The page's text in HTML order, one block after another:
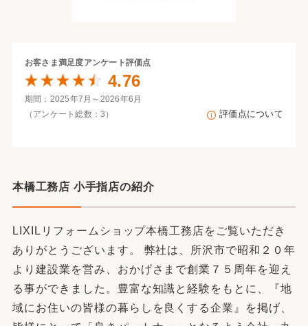
本橋工務店 小手指店の紹介
LIXILリフォームショップ本橋工務店をご覧いただき
ありがとうございます。 弊社は、所沢市で昭和２０年
より建設業を営み、おかげさまで創業７５周年を迎え
る事ができました。豊富な知識と経験をもとに、『地
域にお住いの皆様の暮らしを良くする企業』を掲げ、
お客さま満足度アンケート評価点
4.76
期間：2025年7月～2026年6月
（アンケート総数：3）
評価点について